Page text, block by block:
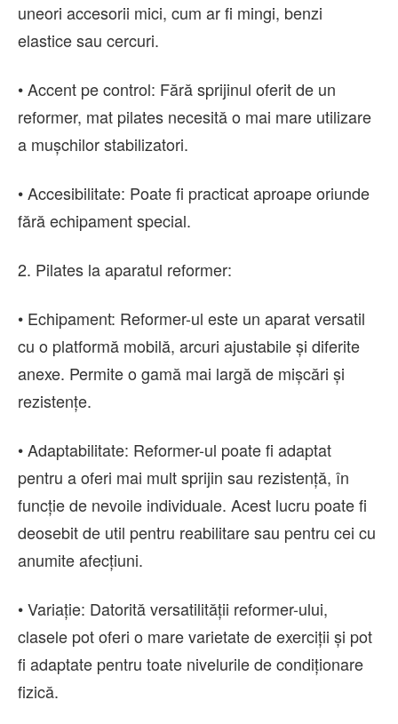
uneori accesorii mici, cum ar fi mingi, benzi
elastice sau cercuri.
• Accent pe control: Fără sprijinul oferit de un
reformer, mat pilates necesită o mai mare utilizare
a mușchilor stabilizatori.
• Accesibilitate: Poate fi practicat aproape oriunde
fără echipament special.
2. Pilates la aparatul reformer:
• Echipament: Reformer-ul este un aparat versatil
cu o platformă mobilă, arcuri ajustabile și diferite
anexe. Permite o gamă mai largă de mișcări și
rezistențe.
• Adaptabilitate: Reformer-ul poate fi adaptat
pentru a oferi mai mult sprijin sau rezistență, în
funcție de nevoile individuale. Acest lucru poate fi
deosebit de util pentru reabilitare sau pentru cei cu
anumite afecțiuni.
• Variație: Datorită versatilității reformer-ului,
clasele pot oferi o mare varietate de exerciții și pot
fi adaptate pentru toate nivelurile de condiționare
fizică.